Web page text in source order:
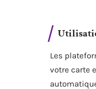
Les
votre carte